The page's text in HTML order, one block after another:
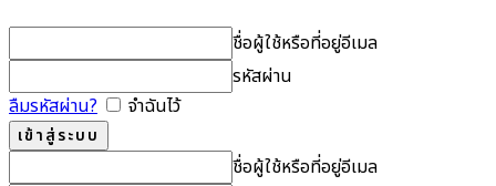
ชื่อผู้ใช้หรือที่อยู่อีเมล
รหัสผ่าน
ลืมรหัสผ่าน?
จำฉันไว้
ชื่อผู้ใช้หรือที่อยู่อีเมล